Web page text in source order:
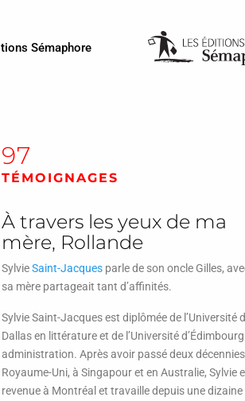
Sémaphore
97
TÉMOIGNAGES
À travers les yeux de ma
mère, Rollande
SylvieSaint-Jacques parle de son oncle Gilles,
sa mère partageait tant d’affinités.
Sylvie Saint-Jacques est diplômée de l’Université
Dallas en littérature et de l’Université
administration. Après avoir passé deux
Royaume-Uni, à Singapour et en Australie, Sylvie
revenue à Montréal et travaille depuis une dizaine